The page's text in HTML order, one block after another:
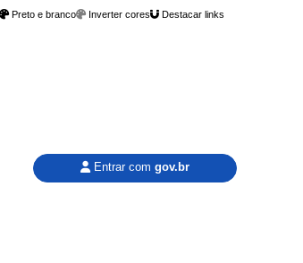
Preto e branco Inverter cores Destacar links
Entrar com gov.br